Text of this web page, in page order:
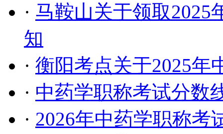
· 马鞍山关于领取2025
知
· 衡阳考点关于2025年
· 中药学职称考试分数
· ​2026年中药学职称考